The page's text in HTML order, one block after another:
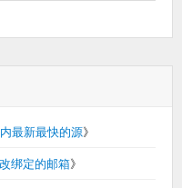
最新最快的源》
绑定的邮箱》